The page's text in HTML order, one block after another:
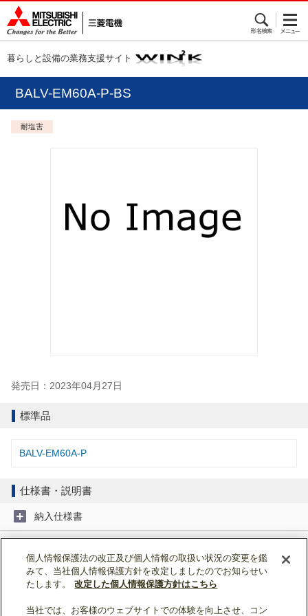
暮らしと設備の業務支援サイト
BALV-EM60A-P-BS
耐塩害
発売日：2023年04月27日
標準品
BALV-EM60A-P
仕様書・説明書
納入仕様書
据付工事説明書
ページトップへ戻る
個人情報保護法の改正及び個人情報の取扱い状況の変更を鑑
みて、当社個人情報保護方針を改定しましたのでお知らせい
たします。
改定した個人情報保護方針はこちら
当社では、お客様のウェブサイトでの体験を向上させ、コン